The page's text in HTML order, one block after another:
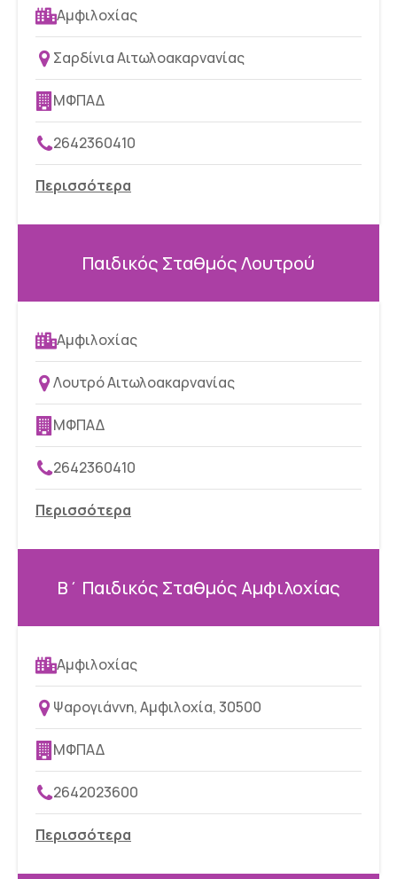
Αμφιλοχίας
Σαρδίνια Αιτωλοακαρνανίας
ΜΦΠΑΔ
2642360410
Περισσότερα
Παιδικός Σταθμός Λουτρού
Αμφιλοχίας
Λουτρό Αιτωλοακαρνανίας
ΜΦΠΑΔ
2642360410
Περισσότερα
Β΄ Παιδικός Σταθμός Αμφιλοχίας
Αμφιλοχίας
Ψαρογιάννη, Αμφιλοχία, 30500
ΜΦΠΑΔ
2642023600
Περισσότερα